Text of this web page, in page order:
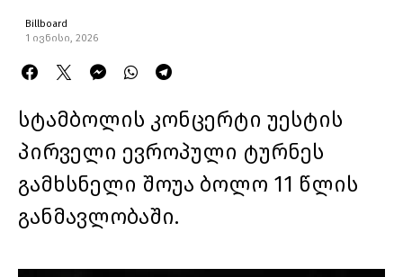
Billboard
1 ივნისი, 2026
სტამბოლის კონცერტი უესტის
პირველი ევროპული ტურნეს
გამხსნელი შოუა ბოლო 11 წლის
განმავლობაში.